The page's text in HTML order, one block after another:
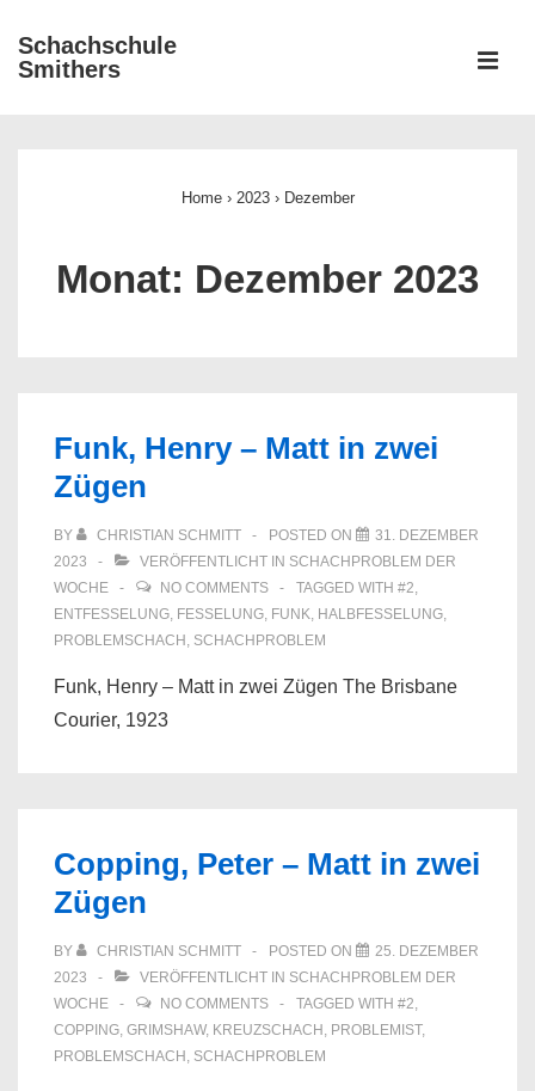
Zum
Inhalt
Schachschule
Smithers
Home › 2023 › Dezember
Monat: Dezember 2023
Funk, Henry – Matt in zwei
Zügen
BY CHRISTIAN SCHMITT POSTED ON
31. DEZEMBER
2023
VERÖFFENTLICHT IN SCHACHPROBLEM DER
WOCHE
NO COMMENTS TAGGED WITH #2,
ENTFESSELUNG, FESSELUNG, FUNK, HALBFESSELUNG,
PROBLEMSCHACH , SCHACHPROBLEM
Funk, Henry – Matt in zwei Zügen The Brisbane
Courier, 1923
Copping, Peter – Matt in zwei
Zügen
BY CHRISTIAN SCHMITT POSTED ON
25. DEZEMBER
2023
VERÖFFENTLICHT IN SCHACHPROBLEM DER
WOCHE
NO COMMENTS TAGGED WITH #2,
COPPING, GRIMSHAW, KREUZSCHACH , PROBLEMIST,
PROBLEMSCHACH , SCHACHPROBLEM